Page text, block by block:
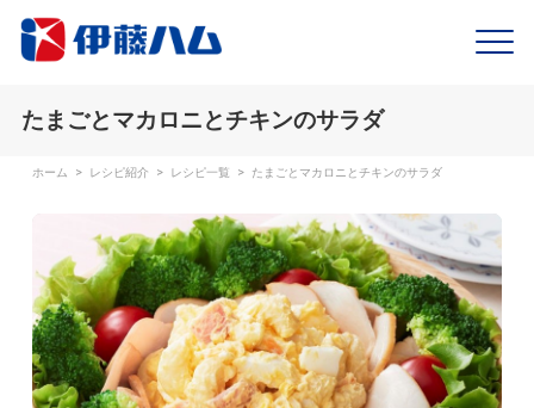
たまごとマカロニとチキンのサラダ
ホーム > レシピ紹介 > レシピ一覧 > たまごとマカロニとチキンのサラダ